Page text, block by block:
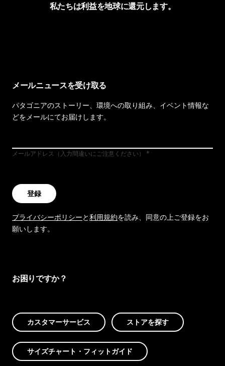
私たちは利益を地球に還元します。
メールニュースを受け取る
パタゴニアのストーリー、環境への取り組み、イベント情報な
どをメールにてお届けします。
メールアドレス（入力間違いにご注意ください）
登録
プライバシーポリシーと利用規約を読み、同意の上ご登録をお
願いします。
お困りですか？
カスタマーサービス ストアを探す
サイズチャート・フィットガイド